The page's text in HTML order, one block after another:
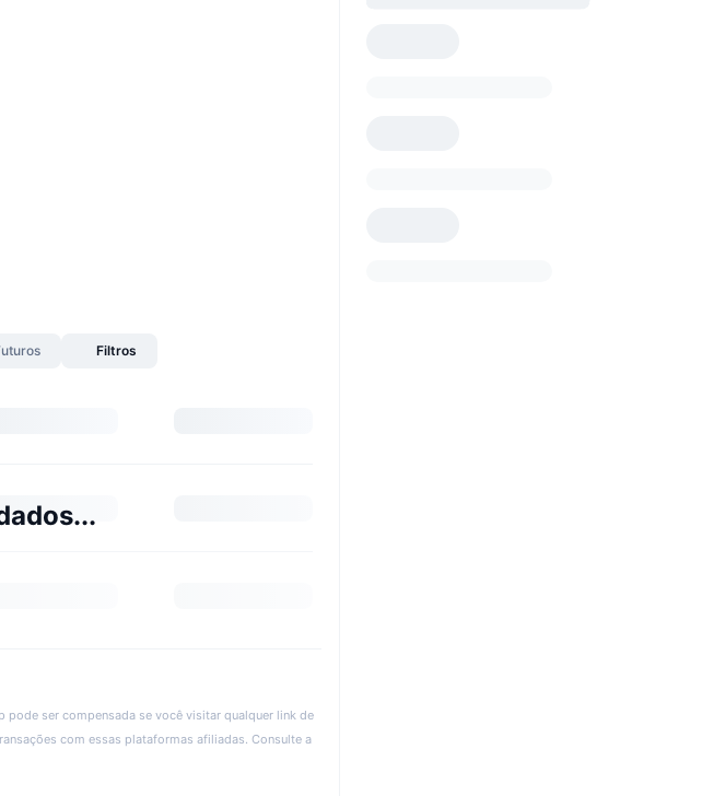
Filtros
ser compensada se você visitar qualquer link de
com essas plataformas afiliadas. Consulte a